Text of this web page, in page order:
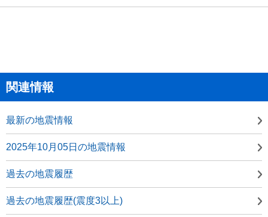
関連情報
最新の地震情報
2025年10月05日の地震情報
過去の地震履歴
過去の地震履歴(震度3以上)